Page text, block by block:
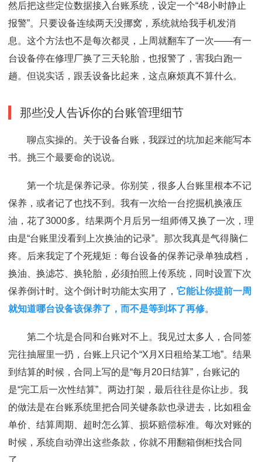
然后把这些定位数据接入台账系统，设定一个“48小时静止
报警”。只要设备连续两天没挪窝，系统就给我手机发消
息。这个方法也不是每次都灵，上周就翻车了一次——有一
台设备停在修理厂换了三天轮胎，也报警了，害我白跑一
趟。但说实话，跟丢设备比起来，这点麻烦真不算什么。
那些没人告诉你的台账管理细节
聊点实操的。关于设备台账，我踩过的坑加起来能写本
书。挑三个最要命的说说。
第一个坑是保养记录。你别笑，很多人台账里根本不记
保养，或者记了也找不到。我有一次给一台挖掘机换液压
油，花了3000多。结果两个月后另一组师傅又换了一次，理
由是“台账里没看到上次换油的记录”。那次我真是气得脑仁
疼。后来我定了个死规矩：每台设备的保养记录单独成档，
换油、换滤芯、换轮胎，必须拍照上传系统，同时设置下次
保养倒计时。这个倒计时功能太实用了， 它能让你提前一周
就知道哪台设备该保养了，而不是等到坏了再修。
第二个坑是合同和台账对不上。我见过太多人，合同签
完往抽屉里一扔，台账上只记个“X月X日租给某工地”。结果
到结算的时候，合同上写的是“每月20日结算”，台账记的
是“完工后一次性结算”。两边打架，最后往往是你让步。我
的做法是在台账系统里把合同关键条款也录进去，比如租金
单价、结算周期、超时怎么算、损坏赔偿标准。每次对账的
时候，系统自动弹出这些条款，你就不用翻箱倒柜找合同
了。